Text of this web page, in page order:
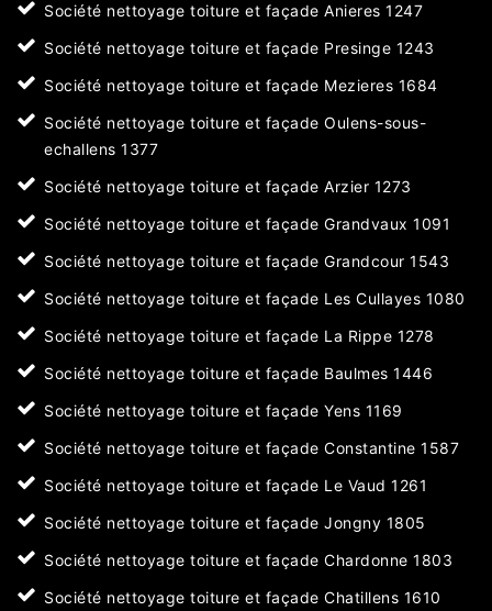
Société nettoyage toiture et façade Anieres 1247
Société nettoyage toiture et façade Presinge 1243
Société nettoyage toiture et façade Mezieres 1684
Société nettoyage toiture et façade Oulens-sous-
echallens 1377
Société nettoyage toiture et façade Arzier 1273
Société nettoyage toiture et façade Grandvaux 1091
Société nettoyage toiture et façade Grandcour 1543
Société nettoyage toiture et façade Les Cullayes 1080
Société nettoyage toiture et façade La Rippe 1278
Société nettoyage toiture et façade Baulmes 1446
Société nettoyage toiture et façade Yens 1169
Société nettoyage toiture et façade Constantine 1587
Société nettoyage toiture et façade Le Vaud 1261
Société nettoyage toiture et façade Jongny 1805
Société nettoyage toiture et façade Chardonne 1803
Société nettoyage toiture et façade Chatillens 1610